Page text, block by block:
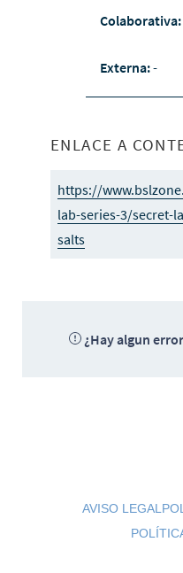
Colaborativa:
Externa:-
ENLACE A
https://
lab-series-3/secret-
salts
¿Hay algun
AVISO LEGAL